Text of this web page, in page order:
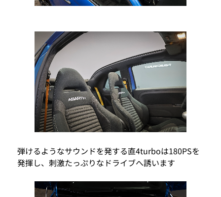
弾けるようなサウンドを発する直4turboは180PSを
発揮し、刺激たっぷりなドライブへ誘います